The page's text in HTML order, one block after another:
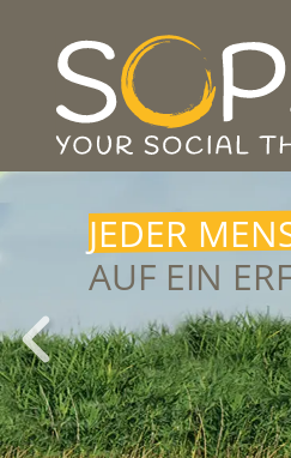
JEDER
AUF EIN
NIEMAND